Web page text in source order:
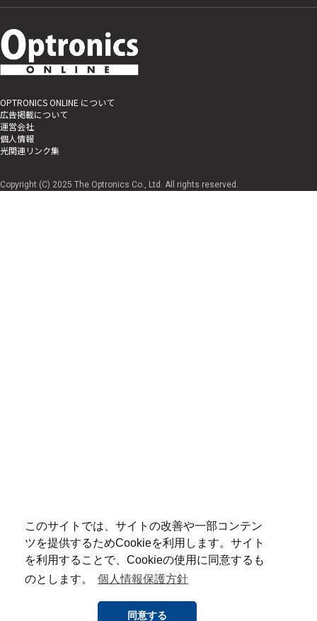
このサイトでは、サイトの改善や一部コンテン
ツを提供するためCookieを利用します。サイト
を利用することで、Cookieの使用に同意するも
のとします。
個人情報保護方針
同意する
OPTRONICS ONLINE について
広告掲載について
運営会社
個人情報
光関連リンク集
Copyright (C) 2025 The Optronics Co., Ltd. All rights reserved.